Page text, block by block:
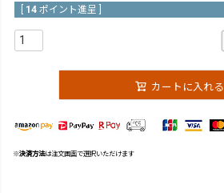
14 ポイント進呈 ]
カートに入れる
※決済方法は注文画面で選択いただけます